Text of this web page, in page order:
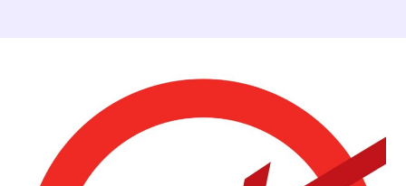
Dettagli Post Magazine